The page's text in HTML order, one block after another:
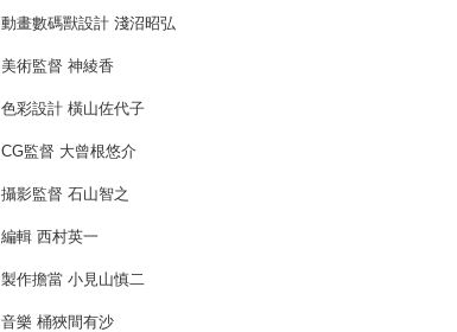
動畫數碼獸設計 淺沼昭弘
美術監督 神綾香
色彩設計 橫山佐代子
CG監督 大曾根悠介
攝影監督 石山智之
編輯 西村英一
製作擔當 小見山慎二
音樂 桶狹間有沙